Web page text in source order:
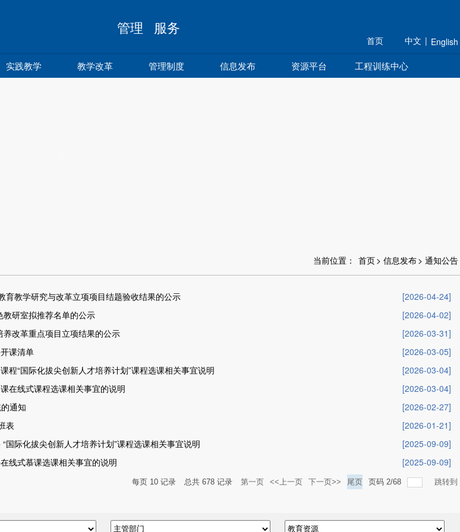
管理 服务 规划 组织 研究 育人
首页 中文 | English
实践教学 教学改革 管理制度 信息发布 资源平台 工程训练中心
当前位置： 首页> 信息发布> 通知公告
育教学研究与改革立项项目结题验收结果的公示
[2026-04-24]
研室拟推荐名单的公示
[2026-04-02]
改革重点项目立项结果的公示
[2026-03-31]
课清单
[2026-03-05]
程“国际化拔尖创新人才培养计划”课程选课相关事宜说明
[2026-03-04]
在线式课程选课相关事宜的说明
[2026-03-04]
通知
[2026-02-27]
表
[2026-01-21]
国际化拔尖创新人才培养计划”课程选课相关事宜说明
[2025-09-09]
线式慕课选课相关事宜的说明
[2025-09-09]
每页 10 记录 总共 678 记录 第一页 <<上一页 下一页>> 尾页 页码 2/68 跳转到